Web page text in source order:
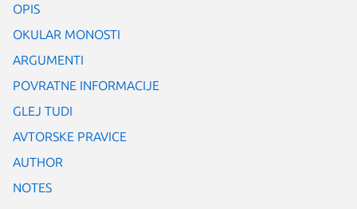
OPIS
OKULAR MONOSTI
ARGUMENTI
POVRATNE INFORMACIJE
GLEJ TUDI
AVTORSKE PRAVICE
AUTHOR
NOTES